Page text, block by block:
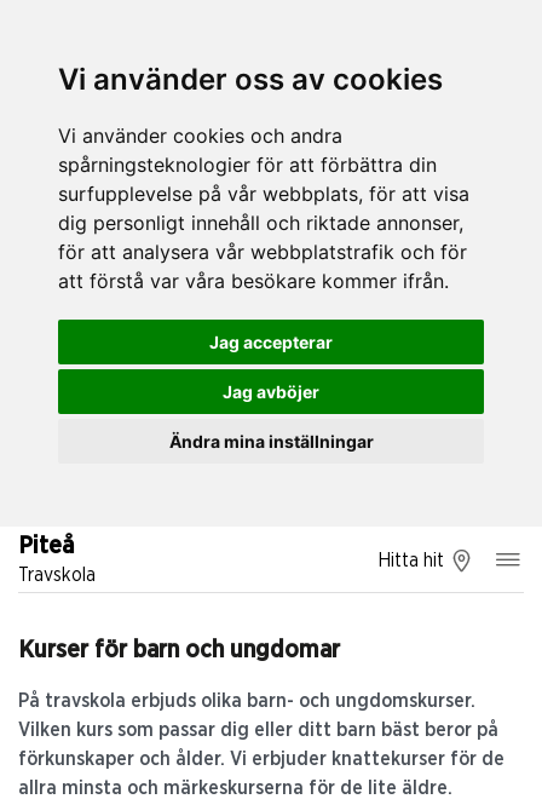
Vi använder oss av cookies
Vi använder cookies och andra
spårningsteknologier för att förbättra din
surfupplevelse på vår webbplats, för att visa
dig personligt innehåll och riktade annonser,
för att analysera vår webbplatstrafik och för
att förstå var våra besökare kommer ifrån.
Jag accepterar
Jag avböjer
Ändra mina inställningar
Piteå
Travskola
Hitta hit
Kurser för barn och ungdomar
På travskola erbjuds olika barn- och ungdomskurser.
Vilken kurs som passar dig eller ditt barn bäst beror på
förkunskaper och ålder. Vi erbjuder knattekurser för de
allra minsta och märkeskurserna för de lite äldre.